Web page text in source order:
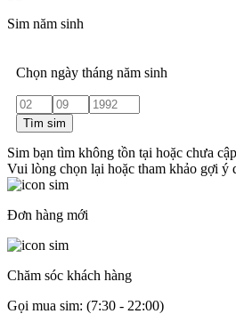
Sim năm sinh
Chọn ngày tháng năm sinh
Tìm sim
Sim bạn tìm không tồn tại hoặc chưa
Vui lòng chọn lại hoặc tham khảo gợi ý
Đơn hàng mới
Chăm sóc khách hàng
Gọi mua sim: (7:30 - 22:00)